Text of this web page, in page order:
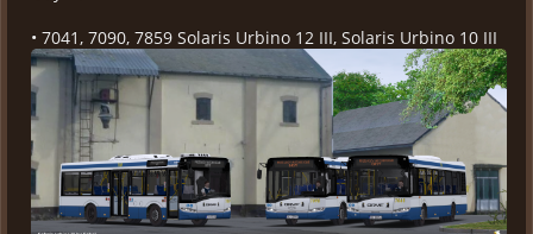
• 7041, 7090, 7859 Solaris Urbino 12 III, Solaris Urbino 10 III